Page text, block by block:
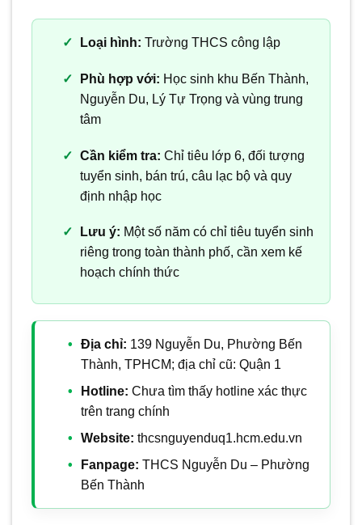
Loại hình: Trường THCS công lập
Phù hợp với: Học sinh khu Bến Thành,
Nguyễn Du, Lý Tự Trọng và vùng trung
tâm
Cần kiểm tra: Chỉ tiêu lớp 6, đối tượng
tuyển sinh, bán trú, câu lạc bộ và quy
định nhập học
Lưu ý: Một số năm có chỉ tiêu tuyển sinh
riêng trong toàn thành phố, cần xem kế
hoạch chính thức
Địa chỉ: 139 Nguyễn Du, Phường Bến
Thành, TPHCM; địa chỉ cũ: Quận 1
Hotline: Chưa tìm thấy hotline xác thực
trên trang chính
Website: thcsnguyenduq1.hcm.edu.vn
Fanpage: THCS Nguyễn Du – Phường
Bến Thành